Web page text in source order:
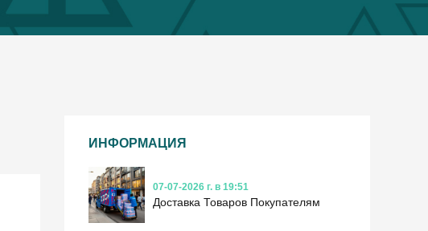
ИНФОРМАЦИЯ
07-07-2026 г. в 19:51
Доставка Товаров Покупателям